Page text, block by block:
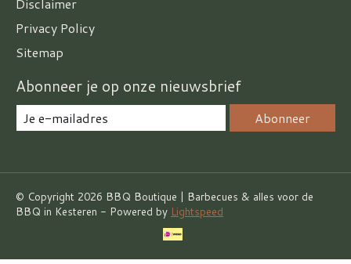
Privacy Policy
Sitemap
Abonneer je op onze nieuwsbrief
Abonneer
© Copyright 2026 BBQ Boutique | Barbecues & alles voor de
BBQ in Kesteren - Powered by Lightspeed